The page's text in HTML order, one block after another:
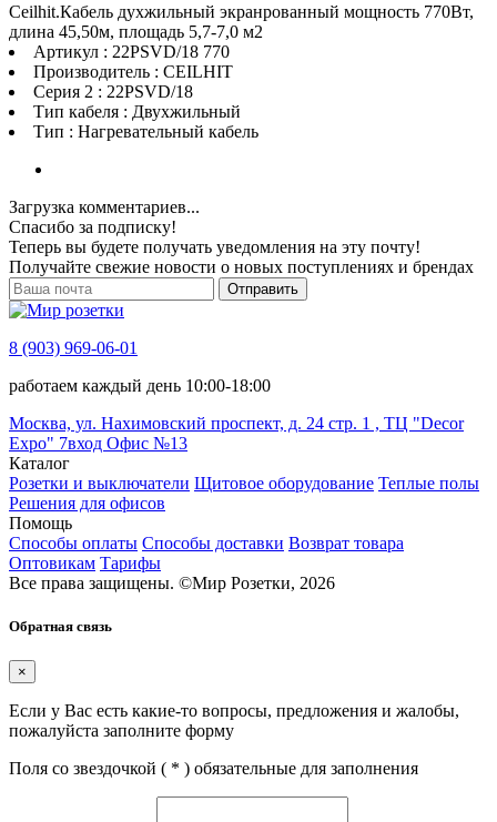
Ceilhit.Кабель духжильный экранрованный мощность 770Вт,
длина 45,50м, площадь 5,7-7,0 м2
Артикул : 22PSVD/18 770
Производитель : CEILHIT
Серия 2 : 22PSVD/18
Тип кабеля : Двухжильный
Тип : Нагревательный кабель
Загрузка комментариев...
Спасибо за подписку!
Теперь вы будете получать уведомления на эту почту!
Получайте свежие новости о новых поступлениях и брендах
Отправить
8 (903) 969-06-01
работаем каждый день 10:00-18:00
Москва, ул. Нахимовский проспект, д. 24 стр. 1 , ТЦ "Decor
Expo" 7вход Офис №13
Каталог
Розетки и выключатели Щитовое оборудование Теплые полы
Решения для офисов
Помощь
Способы оплаты Способы доставки Возврат товара
Оптовикам Тарифы
Все права защищены. ©Мир Розетки, 2026
Обратная связь
×
Если у Вас есть какие-то вопросы, предложения и жалобы,
пожалуйста заполните форму
Поля со звездочкой ( * ) обязательные для заполнения